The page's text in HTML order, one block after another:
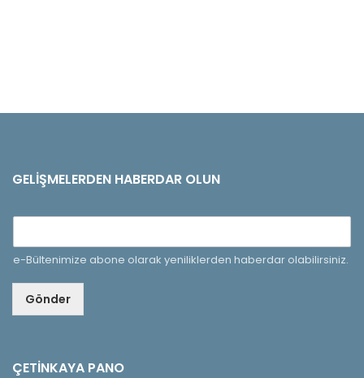
GELIŞMELERDEN HABERDAR OLUN
e-Bültenimize abone olarak yeniliklerden haberdar olabilirsiniz.
Gönder
ÇETINKAYA PANO